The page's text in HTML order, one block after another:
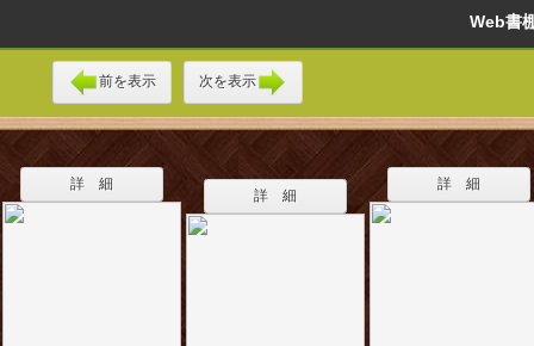
Web
前を表示 次を表示
詳 細
詳 細
詳 細